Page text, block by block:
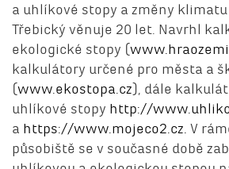
a uhlíkové stopy a změny
Třebický věnuje 20 let. Navrhl
ekologické stopy (
kalkulátory určené pro města a
(www.ekostopa.cz), dále
uhlíkové stopy http://
a https://www.mojeco2.cz. V
působiště se v současné době